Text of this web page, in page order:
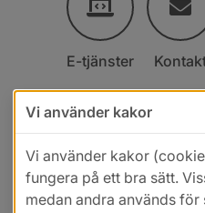
E-tjänster
Vi använder kakor
Vi använder kakor
fungera på ett bra sätt.
medan andra används